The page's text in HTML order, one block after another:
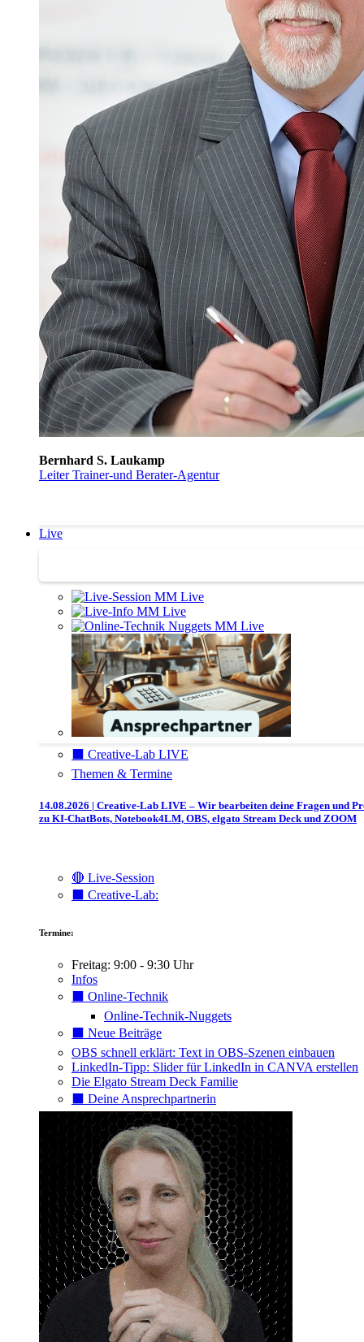
Bernhard S. Laukamp
Leiter Trainer-und Berater-Agentur
Live
⬛️ Creative-Lab LIVE
Themen & Termine
14.08.2026 | Creative-Lab LIVE – Wir bearbeiten deine Fragen und
zu KI-ChatBots, Notebook4LM, OBS, elgato Stream Deck und ZOOM
🔴 Live-Session
⬛️ Creative-Lab:
Termine:
Freitag: 9:00 - 9:30 Uhr
Infos
⬛️ Online-Technik
Online-Technik-Nuggets
⬛️ Neue Beiträge
OBS schnell erklärt: Text in OBS-Szenen einbauen
LinkedIn-Tipp: Slider für LinkedIn in CANVA erstellen
Die Elgato Stream Deck Familie
⬛️ Deine Ansprechpartnerin